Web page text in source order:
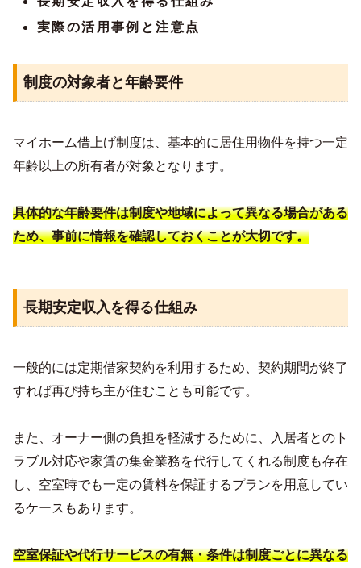
実際の活用事例と注意点
制度の対象者と年齢要件
マイホーム借上げ制度は、基本的に居住用物件を持つ一定
年齢以上の所有者が対象となります。
具体的な年齢要件は制度や地域によって異なる場合がある
ため、事前に情報を確認しておくことが大切です。
長期安定収入を得る仕組み
一般的には定期借家契約を利用するため、契約期間が終了
すれば再び持ち主が住むことも可能です。
また、オーナー側の負担を軽減するために、入居者とのト
ラブル対応や家賃の集金業務を代行してくれる制度も存在
し、空室時でも一定の賃料を保証するプランを用意してい
るケースもあります。
空室保証や代行サービスの有無・条件は制度ごとに異なる